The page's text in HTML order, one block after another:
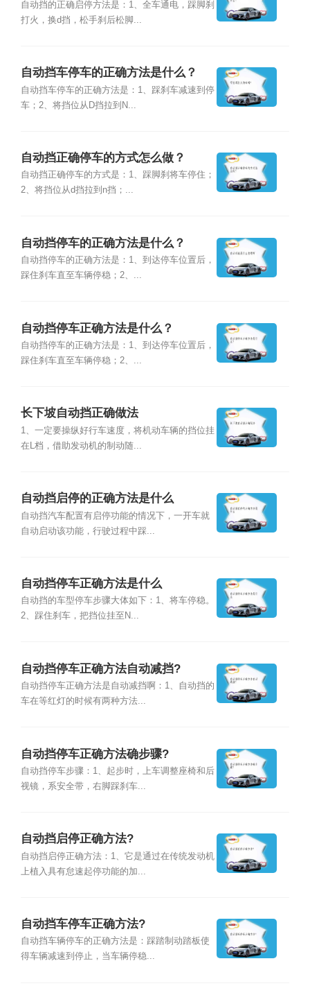
自动挡的正确启停方法是：1、全车通电，踩脚刹
打火，换d挡，松手刹后松脚...
自动挡车停车的正确方法是什么？
自动挡车停车的正确方法是：1、踩刹车减速到停
车；2、将挡位从D挡拉到N...
自动挡正确停车的方式怎么做？
自动挡正确停车的方式是：1、踩脚刹将车停住；
2、将挡位从d挡拉到n挡；...
自动挡停车的正确方法是什么？
自动挡停车的正确方法是：1、到达停车位置后，
踩住刹车直至车辆停稳；2、...
自动挡停车正确方法是什么？
自动挡停车的正确方法是：1、到达停车位置后，
踩住刹车直至车辆停稳；2、...
长下坡自动挡正确做法
1、一定要操纵好行车速度，将机动车辆的挡位挂
在L档，借助发动机的制动随...
自动挡启停的正确方法是什么
自动挡汽车配置有启停功能的情况下，一开车就
自动启动该功能，行驶过程中踩...
自动挡停车正确方法是什么
自动挡的车型停车步骤大体如下：1、将车停稳。
2、踩住刹车，把挡位挂至N...
自动挡停车正确方法自动减挡?
自动挡停车正确方法是自动减挡啊：1、自动挡的
车在等红灯的时候有两种方法...
自动挡停车正确方法确步骤?
自动挡停车步骤：1、起步时，上车调整座椅和后
视镜，系安全带，右脚踩刹车...
自动挡启停正确方法?
自动挡启停正确方法：1、它是通过在传统发动机
上植入具有怠速起停功能的加...
自动挡车停车正确方法?
自动挡车辆停车的正确方法是：踩踏制动踏板使
得车辆减速到停止，当车辆停稳...